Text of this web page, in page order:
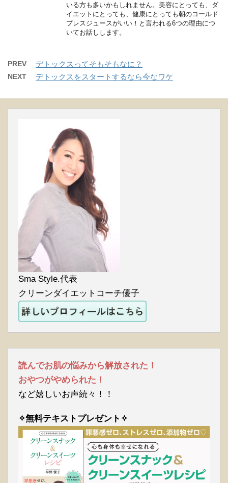
いる方も多いかもしれません。美容にとっても、ダ
イエットにとっても、健康にとっても朝のコールド
プレスジュースがいい！と言われる6つの理由につ
いてお話しします。
PREV デトックスってそもそもなに？
NEXT デトックスをスタートするなら今なワケ
Sma Style.代表
クリーンダイエットコーチ優子
読んでお肌の悩みから解放された！
おやつがやめられた！
など嬉しいお声続々！！
✧無料テキストプレゼント✧